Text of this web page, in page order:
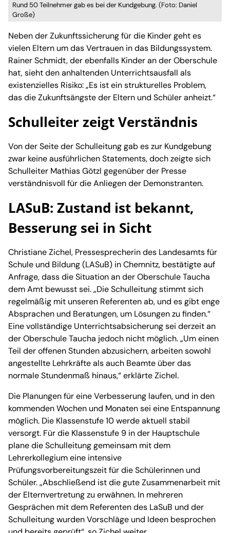
Rund 50 Teilnehmer gab es bei der Kundgebung. (Foto: Daniel
Große)
Neben der Zukunftssicherung für die Kinder geht es
vielen Eltern um das Vertrauen in das Bildungssystem.
Rainer Schmidt, der ebenfalls Kinder an der Oberschule
hat, sieht den anhaltenden Unterrichtsausfall als
existenzielles Risiko: „Es ist ein strukturelles Problem,
das die Zukunftsängste der Eltern und Schüler anheizt.“
Schulleiter zeigt Verständnis
Von der Seite der Schulleitung gab es zur Kundgebung
zwar keine ausführlichen Statements, doch zeigte sich
Schulleiter Mathias Götzl gegenüber der Presse
verständnisvoll für die Anliegen der Demonstranten.
LASuB: Zustand ist bekannt,
Besserung sei in Sicht
Christiane Zichel, Pressesprecherin des Landesamts für
Schule und Bildung (LASuB) in Chemnitz, bestätigte auf
Anfrage, dass die Situation an der Oberschule Taucha
dem Amt bewusst sei. „Die Schulleitung stimmt sich
regelmäßig mit unseren Referenten ab, und es gibt enge
Absprachen und Beratungen, um Lösungen zu finden.“
Eine vollständige Unterrichtsabsicherung sei derzeit an
der Oberschule Taucha jedoch nicht möglich. „Um einen
Teil der offenen Stunden abzusichern, arbeiten sowohl
angestellte Lehrkräfte als auch Beamte über das
normale Stundenmaß hinaus,“ erklärte Zichel.
Die Planungen für eine Verbesserung laufen, und in den
kommenden Wochen und Monaten sei eine Entspannung
möglich. Die Klassenstufe 10 werde aktuell stabil
versorgt. Für die Klassenstufe 9 in der Hauptschule
plane die Schulleitung gemeinsam mit dem
Lehrerkollegium eine intensive
Prüfungsvorbereitungszeit für die Schülerinnen und
Schüler. „Abschließend ist die gute Zusammenarbeit mit
der Elternvertretung zu erwähnen. In mehreren
Gesprächen mit dem Referenten des LaSuB und der
Schulleitung wurden Vorschläge und Ideen besprochen